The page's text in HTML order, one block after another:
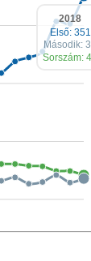
2018
Első: 351
Második:
Sorszám: